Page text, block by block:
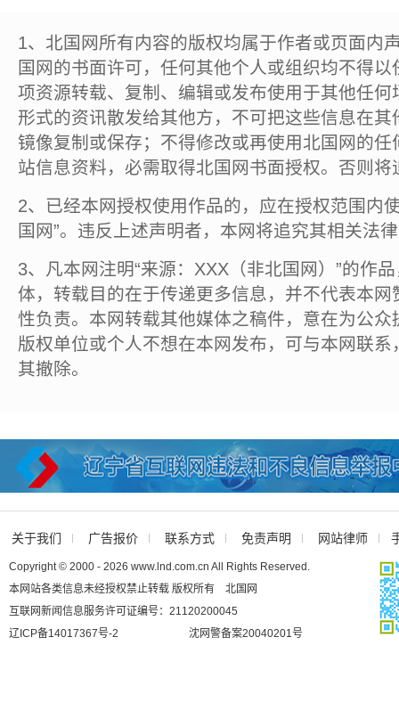
1、北国网所有内容的版权均属于作者或页面内
国网的书面许可，任何其他个人或组织均不得
项资源转载、复制、编辑或发布使用于其他任
形式的资讯散发给其他方，不可把这些信息在
镜像复制或保存；不得修改或再使用北国网的
站信息资料，必需取得北国网书面授权。否则将
2、已经本网授权使用作品的，应在授权范围内
国网”。违反上述声明者，本网将追究其相关法
3、凡本网注明“来源：XXX（非北国网）”的作
体，转载目的在于传递更多信息，并不代表本
性负责。本网转载其他媒体之稿件，意在为公
版权单位或个人不想在本网发布，可与本网联
其撤除。
关于我们 广告报价 联系方式 免责声明 网站律师
Copyright © 2000 - 2026 www.lnd.com.cn All Rights Reserved.
本网站各类信息未经授权禁止转载 版权所有 北国网
互联网新闻信息服务许可证编号：21120200045
辽ICP备14017367号-2
沈网警备案20040201号